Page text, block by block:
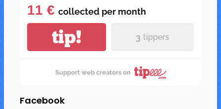
11 € collected per month
tip! 3 tippers
Support web creators on
Facebook